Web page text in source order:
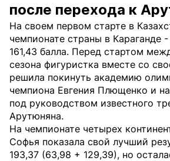
после перехода к
На своем первом старте в
чемпионате страны в Караганде
161,43 балла. Перед стартом
сезона фигуристка вместе со
решила покинуть академию
чемпиона Евгения Плющенко и
под руководством известного
Арутюняна.
На чемпионате четырех
Софья показала свой лучший
193,37 (63,98 + 129,39), но